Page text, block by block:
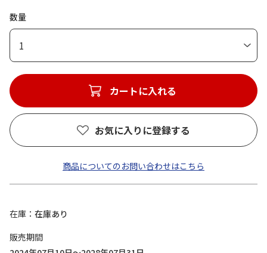
数量
1
カートに入れる
お気に入りに登録する
商品についてのお問い合わせはこちら
在庫
在庫あり
販売期間